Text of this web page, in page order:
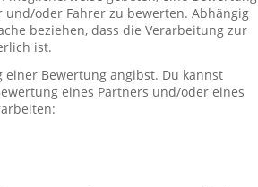
oder Fahrer zu bewerten. Abhängig
beziehen, dass die Verarbeitung zur
ist.
einer Bewertung angibst. Du kannst
eines Partners und/oder eines